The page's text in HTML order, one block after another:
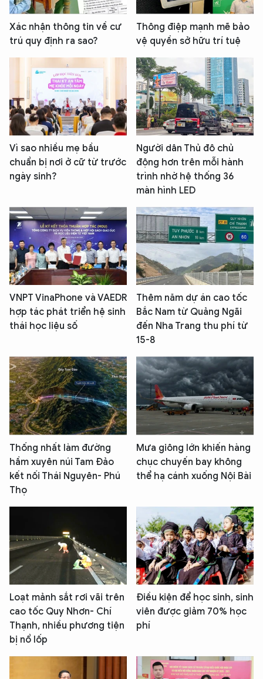
Xác nhận thông tin về cư
trú quy định ra sao?
Thông điệp mạnh mẽ bảo
vệ quyền sở hữu trí tuệ
Vì sao nhiều mẹ bầu
chuẩn bị nơi ở cữ từ trước
ngày sinh?
Người dân Thủ đô chủ
động hơn trên mỗi hành
trình nhờ hệ thống 36
màn hình LED
VNPT VinaPhone và VAEDR
hợp tác phát triển hệ sinh
thái học liệu số
Thêm năm dự án cao tốc
Bắc Nam từ Quảng Ngãi
đến Nha Trang thu phí từ
15-8
Thống nhất làm đường
hầm xuyên núi Tam Đảo
kết nối Thái Nguyên- Phú
Thọ
Mưa giông lớn khiến hàng
chục chuyến bay không
thể hạ cánh xuống Nội Bài
Loạt mảnh sắt rơi vãi trên
cao tốc Quy Nhơn- Chí
Thạnh, nhiều phương tiện
bị nổ lốp
Điều kiện để học sinh, sinh
viên được giảm 70% học
phí